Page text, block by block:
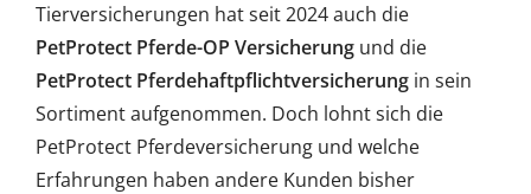
Tierversicherungen hat seit 2024 auch die
PetProtect Pferde-OP Versicherung und die
PetProtect Pferdehaftpflichtversicherung in sein
Sortiment aufgenommen. Doch lohnt sich die
PetProtect Pferdeversicherung und welche
Erfahrungen haben andere Kunden bisher